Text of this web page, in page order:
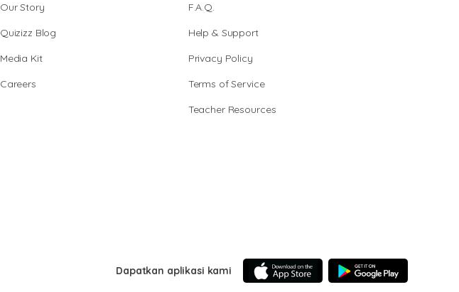
Our Story
Quizizz Blog
Media Kit
Careers
F.A.Q.
Help & Support
Privacy Policy
Terms of Service
Teacher Resources
Dapatkan aplikasi kami